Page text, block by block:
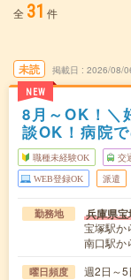
全 31 件
未読
NEW
掲載日 2026/08/
8月～OK！＼
談OK！病院
職種未経験OK 交
WEB登録OK 派遣
勤務地 兵庫県
宝塚駅か
南口駅か
曜日頻度 週2日～